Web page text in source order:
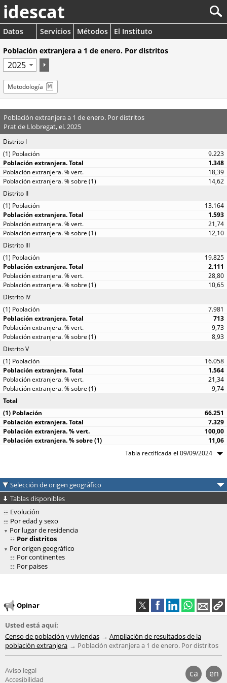
idescat
Datos Servicios Métodos
El Instituto
Población extranjera a 1 de enero. Por distritos
Metodología
Población extranjera a 1 de enero. Por distritos
Prat de Llobregat, el. 2025
Distrito I
9.223
1.348
18,39
14,62
Distrito II
13.164
1.593
21,74
12,10
Distrito III
19.825
2.111
28,80
10,65
Distrito IV
7.981
713
9,73
8,93
Distrito V
16.058
1.564
21,34
9,74
Total
66.251
7.329
100,00
11,06
Tabla rectificada el 09/09/2024
Selección de origen geográfico
Tablas disponibles
Evolución
Por edad y sexo
Por lugar de residencia
Por distritos
Por origen geográfico
Por continentes
Por paises
Opinar
Usted está aquí:
Censo de población y viviendas
Ampliación de resultados de la
población extranjera
Población extranjera a 1 de enero. Por distritos
ca en
Aviso legal
Accesibilidad